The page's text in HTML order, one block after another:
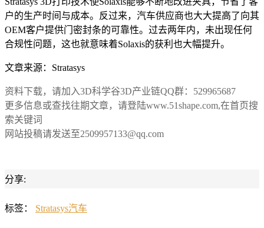
户的生产时间与成本。反过来，汽车供应商也大大提高了向其
OEM客户提供门密封条的可靠性。过去两年内，未出现任何
合规性问题，这也就意味着Solaxis的获利也大幅提升。
文章来源：Stratasys
资料下载，请加入3D科学谷3D产业链QQ群：529965687
更多信息或查找往期文章，请登陆www.51shape.com,在首页搜
索关键词
网站投稿请发送至2509957133@qq.com
分享:
标签： Stratasys汽车